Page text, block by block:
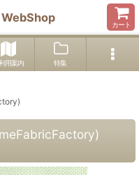
カート
用案内 特集